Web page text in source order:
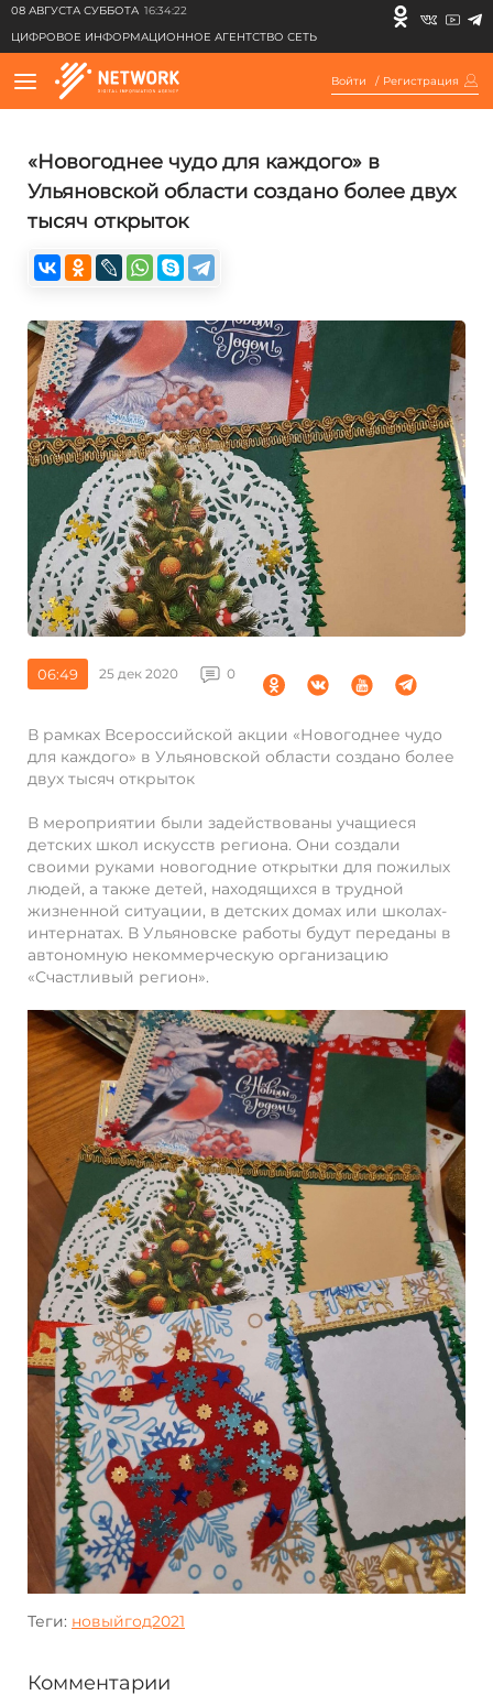
08 АВГУСТА СУББОТА 16:34:22
ЦИФРОВОЕ ИНФОРМАЦИОННОЕ АГЕНТСТВО СЕТЬ
Войти / Регистрация
«Новогоднее чудо для каждого» в
Ульяновской области создано более двух
тысяч открыток
06:49 25 дек 2020 0
В рамках Всероссийской акции «Новогоднее чудо
для каждого» в Ульяновской области создано более
двух тысяч открыток
В мероприятии были задействованы учащиеся
детских школ искусств региона. Они создали
своими руками новогодние открытки для пожилых
людей, а также детей, находящихся в трудной
жизненной ситуации, в детских домах или школах-
интернатах. В Ульяновске работы будут переданы в
автономную некоммерческую организацию
«Счастливый регион».
Теги: новыйгод2021
Комментарии